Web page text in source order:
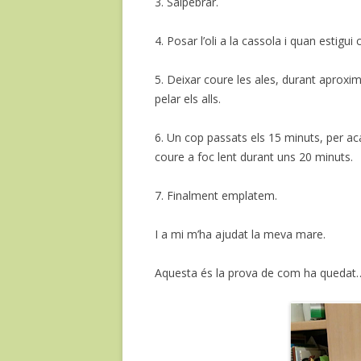
4. Posar l’oli a la cassola i quan
5. Deixar coure les ales, durant
pelar els alls.
6. Un cop passats els 15 minuts, per
coure a foc lent durant uns 20 minuts.
7. Finalment emplatem.
I a mi m’ha ajudat la meva mare.
Aquesta és la prova de com ha